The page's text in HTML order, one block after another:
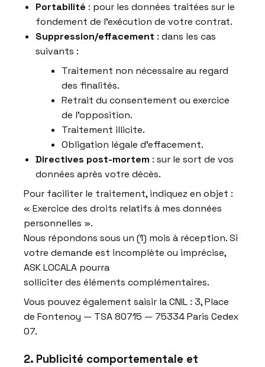
Portabilité : pour les données traitées sur le
fondement de l’exécution de votre contrat.
Suppression/effacement : dans les cas
suivants :
Traitement non nécessaire au regard
des finalités.
Retrait du consentement ou exercice
de l’opposition.
Traitement illicite.
Obligation légale d’effacement.
Directives post-mortem : sur le sort de vos
données après votre décès.
Pour faciliter le traitement, indiquez en objet :
« Exercice des droits relatifs à mes données
personnelles ».
Nous répondons sous un (1) mois à réception. Si
votre demande est incomplète ou imprécise,
ASK LOCALA pourra
solliciter des éléments complémentaires.
Vous pouvez également saisir la CNIL : 3, Place
de Fontenoy — TSA 80715 — 75334 Paris Cedex
07.
2. Publicité comportementale et